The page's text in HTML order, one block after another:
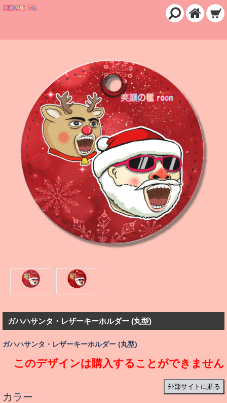
ガハハサンタ・レザーキーホルダー (丸型)
ガハハサンタ・レザーキーホルダー (丸型)
このデザインは購入することができません
外部サイトに貼る
カラー